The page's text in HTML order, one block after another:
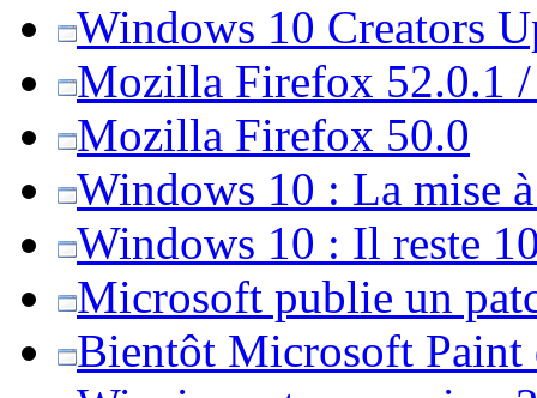
Windows 10 Creators
Mozilla Firefox 52.0.1
Mozilla Firefox 50.0
Windows 10 : La mise
Windows 10 : Il reste
Microsoft publie un
Bientôt Microsoft Paint